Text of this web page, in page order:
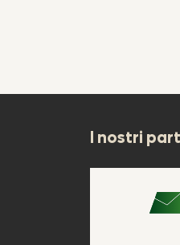
I nostri